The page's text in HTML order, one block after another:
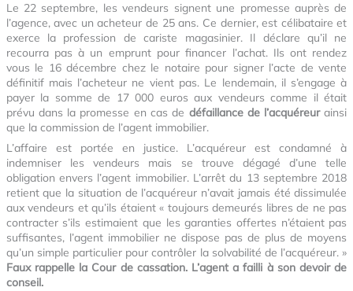
Le 22 septembre, les vendeurs signent une promesse auprès de
l’agence, avec un acheteur de 25 ans. Ce dernier, est célibataire et
exerce la profession de cariste magasinier. Il déclare qu’il ne
recourra pas à un emprunt pour financer l’achat. Ils ont rendez
vous le 16 décembre chez le notaire pour signer l’acte de vente
définitif mais l’acheteur ne vient pas. Le lendemain, il s’engage à
payer la somme de 17 000 euros aux vendeurs comme il était
prévu dans la promesse en cas de défaillance de l’acquéreurainsi
que la commission de l’agent immobilier.
L’affaire est portée en justice. L’acquéreur est condamné à
indemniser les vendeurs mais se trouve dégagé d’une telle
obligation envers l’agent immobilier. L’arrêt du 13 septembre 2018
retient que la situation de l’acquéreur n’avait jamais été dissimulée
aux vendeurs et qu’ils étaient « toujours demeurés libres de ne pas
contracter s’ils estimaient que les garanties offertes n’étaient pas
suffisantes, l’agent immobilier ne dispose pas de plus de moyens
qu’un simple particulier pour contrôler la solvabilité de l’acquéreur. »
Faux rappelle la Cour de cassation. L’agent a failli à son devoir de
conseil.